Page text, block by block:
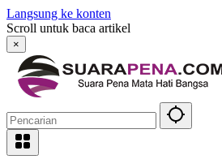
Langsung ke konten
Scroll untuk baca artikel
×